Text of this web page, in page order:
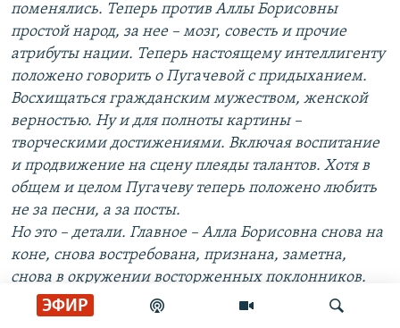
ЭФИР
поменялись. Теперь против Аллы Борисовны
простой народ, за нее – мозг, совесть и прочие
атрибуты нации. Теперь настоящему интеллигенту
положено говорить о Пугачевой с придыханием.
Восхищаться гражданским мужеством, женской
верностью. Ну и для полноты картины –
творческими достижениями. Включая воспитание
и продвижение на сцену плеяды талантов. Хотя в
общем и целом Пугачеву теперь положено любить
не за песни, а за посты.
Но это – детали. Главное – Алла Борисовна снова на
коне, снова востребована, признана, заметна,
снова в окружении восторженных поклонников.
Наверное, как ни крути, а Пугачева – великая